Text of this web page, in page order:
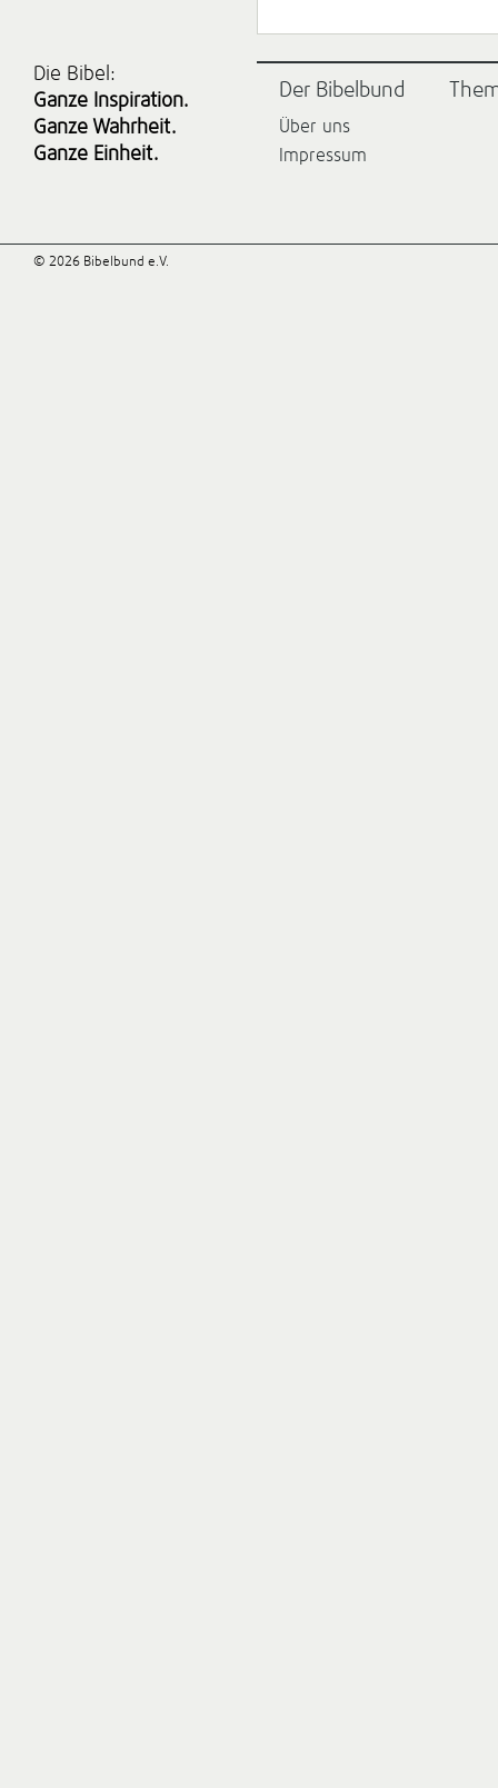
Die Bibel:
Ganze Inspiration.
Ganze Wahrheit.
Ganze Einheit.
Der Bibelbund
Über uns
Impressum
© 2026 Bibelbund e.V.